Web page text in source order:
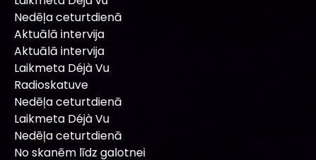
Nedēļa ceturtdienā
Aktuālā intervija
Aktuālā intervija
Laikmeta Déjà Vu
Radioskatuve
Nedēļa ceturtdienā
Laikmeta Déjà Vu
Nedēļa ceturtdienā
No skanēm līdz galotnei